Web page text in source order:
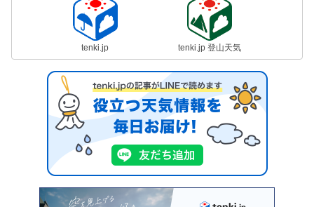
tenki.jp tenki.jp 登山天気